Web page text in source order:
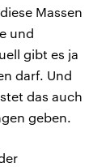
Massen
und
gibt es ja
darf. Und
das auch
geben.